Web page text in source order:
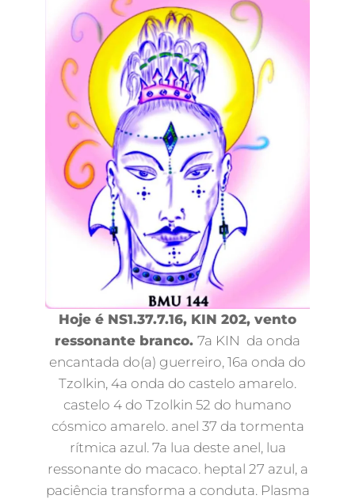
Hoje é NS1.37.7.16, KIN 202, vento
ressonante branco. 7a KIN da onda
encantada do(a) guerreiro, 16a onda do
Tzolkin, 4a onda do castelo amarelo.
castelo 4 do Tzolkin 52 do humano
cósmico amarelo. anel 37 da tormenta
rítmica azul. 7a lua deste anel, lua
ressonante do macaco. heptal 27 azul, a
paciência transforma a conduta. Plasma